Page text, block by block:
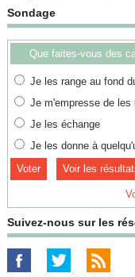
Sondage
Que faites-vous des
Je les range au fond
Je m'empresse de les
Je les échange
Je les donne à
Voir les
Suivez-nous sur les